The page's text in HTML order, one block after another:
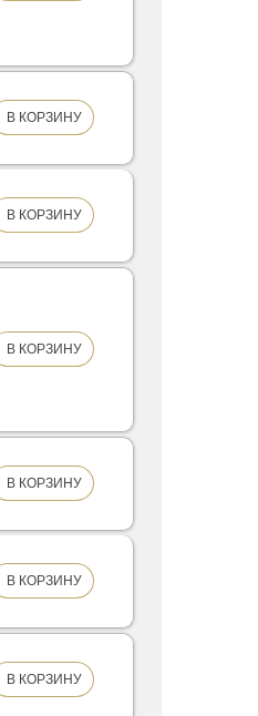
В КОРЗИНУ
В КОРЗИНУ
В КОРЗИНУ
В КОРЗИНУ
В КОРЗИНУ
В КОРЗИНУ